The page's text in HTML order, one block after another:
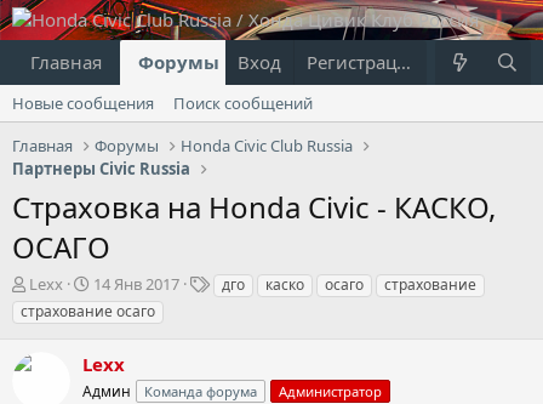
Главная Форумы Что нового?
Вход Регистрация
Новые сообщения
Поиск сообщений
Главная
Форумы
Honda Civic Club Russia
Партнеры Civic Russia
Страховка на Honda Civic - КАСКО,
ОСАГО
А
в
т
р
Lexx
Д
а
т
н
а
14 Янв 2017
Тдго каско осаго
страхование
страхование осаго
Lexx
Админ Команда форума Администратор